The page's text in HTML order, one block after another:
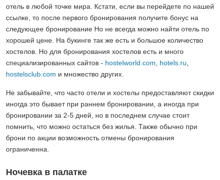
отель в любой точке мира. Кстати, если вы перейдете по нашей
ссылке, то после первого бронирования получите бонус на
следующее бронирование Но не всегда можно найти отель по
хорошей цене. На букинге так же есть и большое количество
хостелов. Но для бронирования хостелов есть и много
специализированных сайтов - hostelworld.com hotels.ru
hostelsclub.com и множество других.
Не забывайте, что часто отели и хостелы предоставляют скидки
иногда это бывает при раннем бронировании, а иногда при
бронировании за 2-5 дней, но в последнем случае стоит
помнить, что можно остаться без жилья. Также обычно при
брони по акции возможность отмены бронирования
ограниченна.
Ночевка в палатке